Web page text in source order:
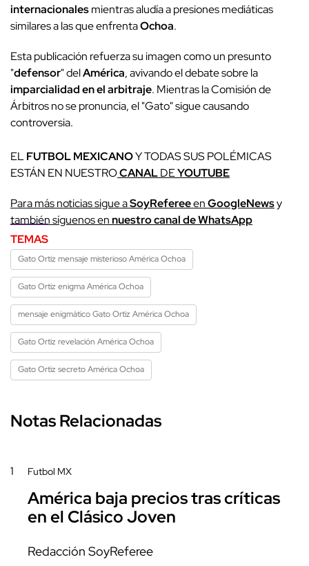
internacionalesmientras aludía a presiones mediáticas
similares a las que enfrentaOchoa.
Esta publicación refuerza su imagen como un presunto
"defensor" delAmérica, avivando el debate sobre la
imparcialidad en el arbitraje. Mientras la Comisión de
Árbitros no se pronuncia, el "Gato" sigue causando
controversia.
ELFUTBOL MEXICANOY TODAS SUS POLÉMICAS
ESTÁN EN NUESTROCANALDEYOUTUBE
Para más noticias sigue aSoyRefereeenGoogleNewsy
también síguenos ennuestro canal de WhatsApp
TEMAS
Gato Ortiz mensaje misterioso América Ochoa
Gato Ortiz enigma América Ochoa
mensaje enigmático Gato Ortiz América Ochoa
Gato Ortiz revelación América Ochoa
Gato Ortiz secreto América Ochoa
Notas Relacionadas
1 Futbol MX
América baja precios tras críticas
en el Clásico Joven
Redacción SoyReferee